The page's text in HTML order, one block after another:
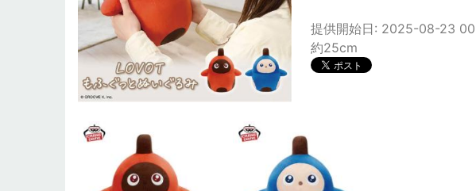
提供開始日: 2025-08-23
約25cm